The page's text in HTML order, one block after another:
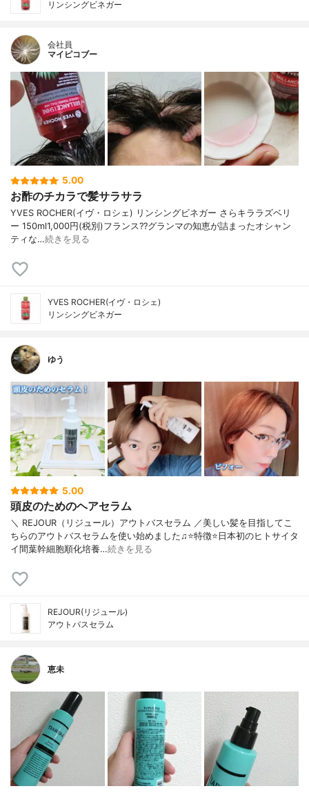
リンシングビネガー
会社員
マイピコブー
5.00
お酢のチカラで髪サラサラ
YVES ROCHER(イヴ・ロシェ) リンシングビネガー さらキララズベリ
ー 150ml1,000円(税別)フランス??グランマの知恵が詰まったオシャン
ティな…続きを見る
YVES ROCHER(イヴ・ロシェ)
リンシングビネガー
ゆう
5.00
頭皮のためのヘアセラム
＼ REJOUR（リジュール）アウトバスセラム ／美しい髪を目指してこ
ちらのアウトバスセラムを使い始めました♫⭐️特徴⭐️日本初のヒトサイタ
イ間葉幹細胞順化培養…続きを見る
REJOUR(リジュール)
アウトバスセラム
恵未